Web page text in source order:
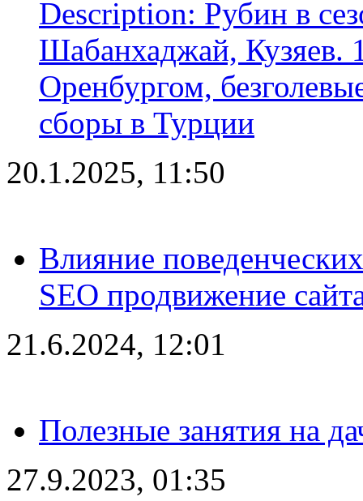
Description: Рубин в
Шабанхаджай, Кузяев.
Оренбургом,
сборы в Турции
20.1.2025, 11:50
Влияние
SEO продвижение
21.6.2024, 12:01
Полезные занятия на
27.9.2023, 01:35